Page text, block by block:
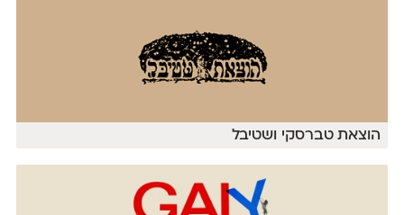
הוצאת טברסקי ושטיבל